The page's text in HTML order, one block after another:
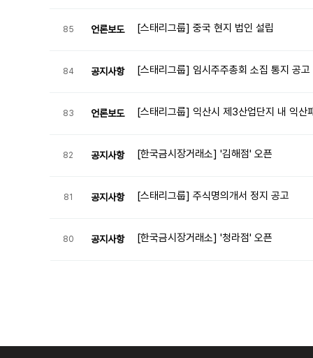
85 언론보도 [스태리그룹] 중국 현지 법인 설립
84 공지사항 [스태리그룹] 임시주주총회 소집 통지 공고
83 언론보도 [스태리그룹] 익산시 제3산업단지 내 익산
82 공지사항 [한국금시장거래소] '김해점' 오픈
81 공지사항 [스태리그룹] 주식명의개서 정지 공고
80 공지사항 [한국금시장거래소] '청라점' 오픈